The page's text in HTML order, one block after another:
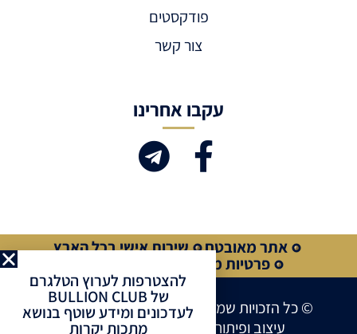
פודקסטים
צור קשר
עקבו אחרינו
אתר מאובטח
שירות אישי בכל הארץ
פרטיות מלאה
עיצוב ופיתוח אתרים ע”י Site Market
© כל הזכויות שמורות לחברת BULLION CLUB
להצטרפות לערוץ הטלגרם
של BULLION CLUB
לעדכונים ומידע שוטף בנושא
מתכות יקרות